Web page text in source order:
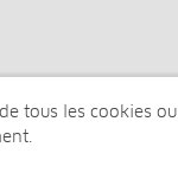
tous les cookies ou